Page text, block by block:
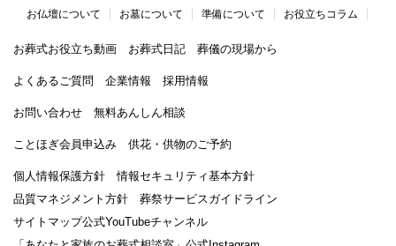
お仏壇について
お墓について 準備について お役立ちコラム
お葬式お役立ち動画 お葬式日記 葬儀の現場から
よくあるご質問 企業情報 採用情報
お問い合わせ 無料あんしん相談
ことほぎ会員申込み 供花・供物のご予約
個人情報保護方針
情報セキュリティ基本方針
品質マネジメント方針
葬祭サービスガイドライン
サイトマップ公式YouTubeチャンネル